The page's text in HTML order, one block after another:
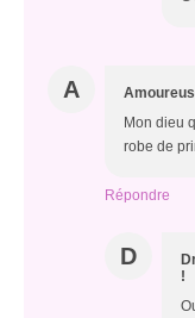
A
Mon dieu
robe de
Répondre
D
!